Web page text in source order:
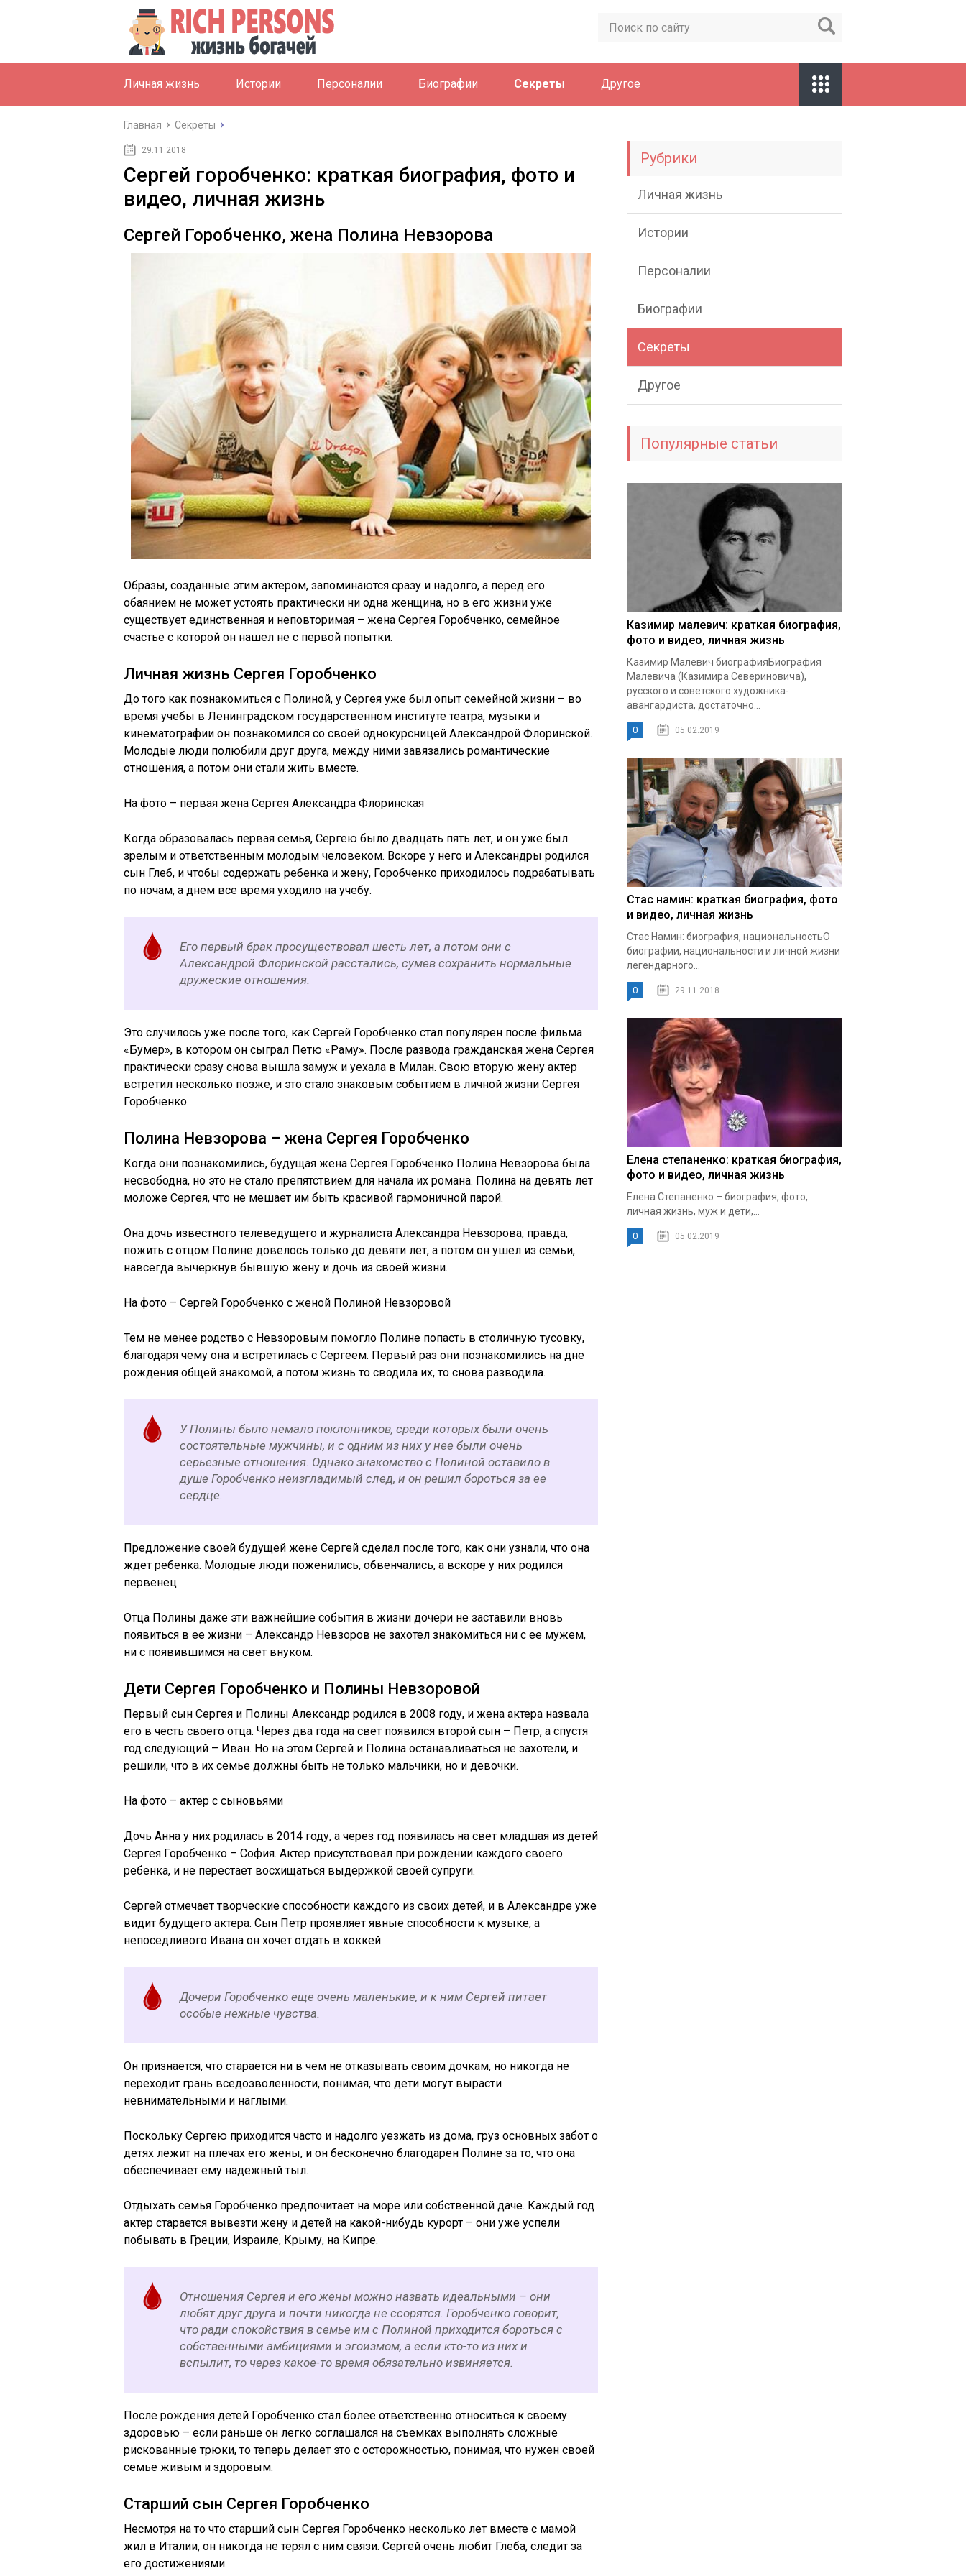
Личная жизнь Истории Персоналии Биографии Секреты Другое
Главная Секреты
29.11.2018
Сергей горобченко: краткая биография, фото и
видео, личная жизнь
Сергей Горобченко, жена Полина Невзорова
Образы, созданные этим актером, запоминаются сразу и надолго, а перед его
обаянием не может устоять практически ни одна женщина, но в его жизни уже
существует единственная и неповторимая – жена Сергея Горобченко, семейное
счастье с которой он нашел не с первой попытки.
Личная жизнь Сергея Горобченко
До того как познакомиться с Полиной, у Сергея уже был опыт семейной жизни – во
время учебы в Ленинградском государственном институте театра, музыки и
кинематографии он познакомился со своей однокурсницей Александрой Флоринской.
Молодые люди полюбили друг друга, между ними завязались романтические
отношения, а потом они стали жить вместе.
На фото – первая жена Сергея Александра Флоринская
Когда образовалась первая семья, Сергею было двадцать пять лет, и он уже был
зрелым и ответственным молодым человеком. Вскоре у него и Александры родился
сын Глеб, и чтобы содержать ребенка и жену, Горобченко приходилось подрабатывать
по ночам, а днем все время уходило на учебу.
Его первый брак просуществовал шесть лет, а потом они с
Александрой Флоринской расстались, сумев сохранить нормальные
дружеские отношения.
Это случилось уже после того, как Сергей Горобченко стал популярен после фильма
«Бумер», в котором он сыграл Петю «Раму». После развода гражданская жена Сергея
практически сразу снова вышла замуж и уехала в Милан. Свою вторую жену актер
встретил несколько позже, и это стало знаковым событием в личной жизни Сергея
Горобченко.
Полина Невзорова – жена Сергея Горобченко
Когда они познакомились, будущая жена Сергея Горобченко Полина Невзорова была
несвободна, но это не стало препятствием для начала их романа. Полина на девять лет
моложе Сергея, что не мешает им быть красивой гармоничной парой.
Она дочь известного телеведущего и журналиста Александра Невзорова, правда,
пожить с отцом Полине довелось только до девяти лет, а потом он ушел из семьи,
навсегда вычеркнув бывшую жену и дочь из своей жизни.
На фото – Сергей Горобченко с женой Полиной Невзоровой
Тем не менее родство с Невзоровым помогло Полине попасть в столичную тусовку,
благодаря чему она и встретилась с Сергеем. Первый раз они познакомились на дне
рождения общей знакомой, а потом жизнь то сводила их, то снова разводила.
У Полины было немало поклонников, среди которых были очень
состоятельные мужчины, и с одним из них у нее были очень
серьезные отношения. Однако знакомство с Полиной оставило в
душе Горобченко неизгладимый след, и он решил бороться за ее
сердце.
Предложение своей будущей жене Сергей сделал после того, как они узнали, что она
ждет ребенка. Молодые люди поженились, обвенчались, а вскоре у них родился
первенец.
Отца Полины даже эти важнейшие события в жизни дочери не заставили вновь
появиться в ее жизни – Александр Невзоров не захотел знакомиться ни с ее мужем,
ни с появившимся на свет внуком.
Дети Сергея Горобченко и Полины Невзоровой
Первый сын Сергея и Полины Александр родился в 2008 году, и жена актера назвала
его в честь своего отца. Через два года на свет появился второй сын – Петр, а спустя
год следующий – Иван. Но на этом Сергей и Полина останавливаться не захотели, и
решили, что в их семье должны быть не только мальчики, но и девочки.
На фото – актер с сыновьями
Дочь Анна у них родилась в 2014 году, а через год появилась на свет младшая из детей
Сергея Горобченко – София. Актер присутствовал при рождении каждого своего
ребенка, и не перестает восхищаться выдержкой своей супруги.
Сергей отмечает творческие способности каждого из своих детей, и в Александре уже
видит будущего актера. Сын Петр проявляет явные способности к музыке, а
непоседливого Ивана он хочет отдать в хоккей.
Дочери Горобченко еще очень маленькие, и к ним Сергей питает
особые нежные чувства.
Он признается, что старается ни в чем не отказывать своим дочкам, но никогда не
переходит грань вседозволенности, понимая, что дети могут вырасти
невнимательными и наглыми.
Поскольку Сергею приходится часто и надолго уезжать из дома, груз основных забот о
детях лежит на плечах его жены, и он бесконечно благодарен Полине за то, что она
обеспечивает ему надежный тыл.
Отдыхать семья Горобченко предпочитает на море или собственной даче. Каждый год
актер старается вывезти жену и детей на какой-нибудь курорт – они уже успели
побывать в Греции, Израиле, Крыму, на Кипре.
Отношения Сергея и его жены можно назвать идеальными – они
любят друг друга и почти никогда не ссорятся. Горобченко говорит,
что ради спокойствия в семье им с Полиной приходится бороться с
собственными амбициями и эгоизмом, а если кто-то из них и
вспылит, то через какое-то время обязательно извиняется.
После рождения детей Горобченко стал более ответственно относиться к своему
здоровью – если раньше он легко соглашался на съемках выполнять сложные
рискованные трюки, то теперь делает это с осторожностью, понимая, что нужен своей
семье живым и здоровым.
Старший сын Сергея Горобченко
Несмотря на то что старший сын Сергея Горобченко несколько лет вместе с мамой
жил в Италии, он никогда не терял с ним связи. Сергей очень любит Глеба, следит за
его достижениями.
Рубрики
Личная жизнь
Истории
Персоналии
Биографии
Секреты
Другое
Популярные статьи
Казимир малевич: краткая биография,
фото и видео, личная жизнь
Казимир Малевич биографияБиография
Малевича (Казимира Севериновича),
русского и советского художника-
авангардиста, достаточно...
0 05.02.2019
Стас намин: краткая биография, фото
и видео, личная жизнь
Стас Намин: биография, национальностьО
биографии, национальности и личной жизни
легендарного...
0 29.11.2018
Елена степаненко: краткая биография,
фото и видео, личная жизнь
Елена Степаненко – биография, фото,
личная жизнь, муж и дети,...
0 05.02.2019